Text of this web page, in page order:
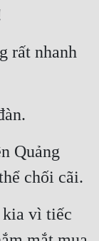
rất nhanh
Quảng
chối cãi.
kia vì tiếc